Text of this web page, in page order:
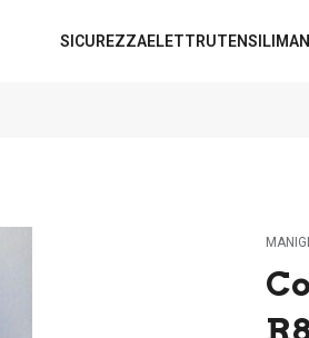
SICUREZZAELETTRUTENSILI